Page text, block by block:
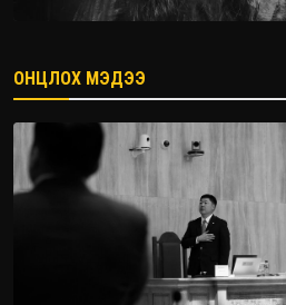
2026.08.08
ОНЦЛОХ МЭДЭЭ